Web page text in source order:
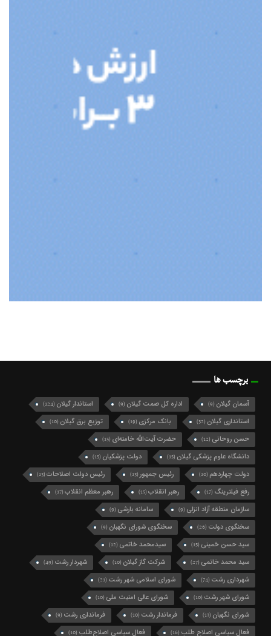
برچسب ها
آسمان گیلان (9) اداره کل صمت گیلان (9) استاندار گیلان (124)
استانداری گیلان (32) بانک مرکزی (19) توزیع برق گیلان (10)
حسن روحانی (12) حضرت آیت‌الله خامنه‌ای (15)
دانشگاه علوم پزشکی گیلان (15) دولت پزشکیان (15)
دولت چهاردهم (10) رئیس جمهور(13) رئیس دولت اصلاحات(13)
رفع فیلترینگ (17) رهبر انقلاب(15) رهبر معظم انقلاب(17)
سازمان منطقه آزاد انزلی (9) سامانه بارشی (9)
سخنگوی دولت (26) سخنگوی شورای نگهبان (9)
سید حسن خمینی (15) سیدمحمد خاتمی (12)
سید محمد خاتمی (27) شرکت گاز گیلان (10) شهردار رشت (49)
شهرداری رشت (74) شورای اسلامی شهر رشت (21)
شورای شهر رشت (10) شورای عالی امنیت ملی (10)
شورای نگهبان (13) فرماندار رشت (10) فرمانداری رشت (9)
فعال سیاسی اصلاح طلب (16) فعال سیاسی اصلاح‌طلب (10)